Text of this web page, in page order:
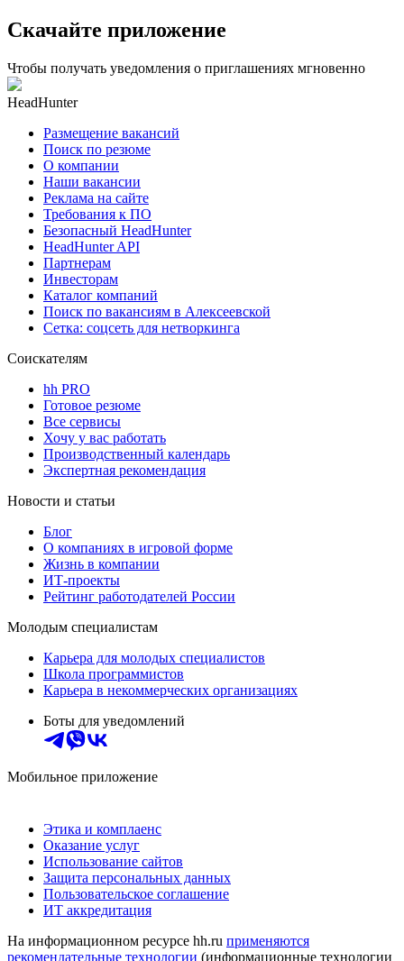
Скачайте приложение
Чтобы получать уведомления о приглашениях мгновенно
HeadHunter
Размещение вакансий
Поиск по резюме
О компании
Наши вакансии
Реклама на сайте
Требования к ПО
Безопасный HeadHunter
HeadHunter API
Партнерам
Инвесторам
Каталог компаний
Поиск по вакансиям в Алексеевской
Сетка: соцсеть для нетворкинга
Соискателям
hh PRO
Готовое резюме
Все сервисы
Хочу у вас работать
Производственный календарь
Экспертная рекомендация
Новости и статьи
Блог
О компаниях в игровой форме
Жизнь в компании
ИТ-проекты
Рейтинг работодателей России
Молодым специалистам
Карьера для молодых специалистов
Школа программистов
Карьера в некоммерческих организациях
Боты для уведомлений
Мобильное приложение
Этика и комплаенс
Оказание услуг
Использование сайтов
Защита персональных данных
Пользовательское соглашение
ИТ аккредитация
На информационном ресурсе hh.ru применяются
рекомендательные технологии (информационные технологии